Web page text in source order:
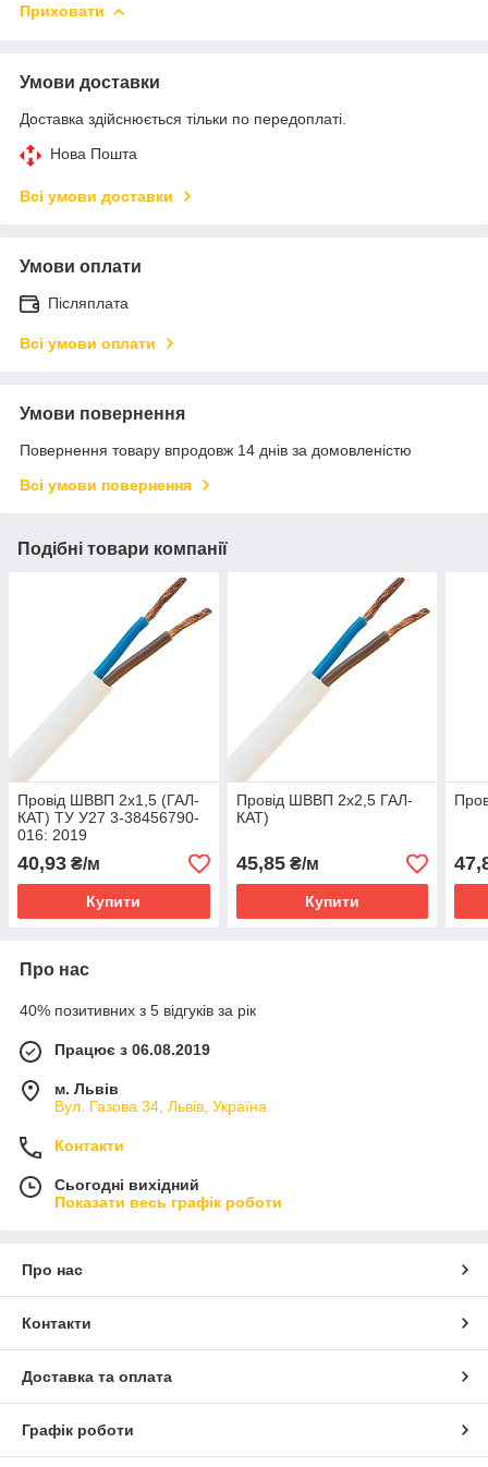
Приховати
Умови доставки
Доставка здійснюється тільки по передоплаті.
Нова Пошта
Всі умови доставки
Умови оплати
Післяплата
Всі умови оплати
Умови повернення
Повернення товару впродовж 14 днів за домовленістю
Всі умови повернення
Подібні товари компанії
Провід ШВВП 2х1,5 (ГАЛ-
КАТ) ТУ У27 3-38456790-
016: 2019
40,93 ₴/м
Купити
Провід ШВВП 2х2,5 ГАЛ-
КАТ)
45,85₴/м
Купити
Про нас
40% позитивних з 5 відгуків за рік
Працює з 06.08.2019
м. Львів
Вул. Газова 34, Львів, Україна
Контакти
Сьогодні вихідний
Показати весь графік роботи
Про нас
Контакти
Доставка та оплата
Графік роботи